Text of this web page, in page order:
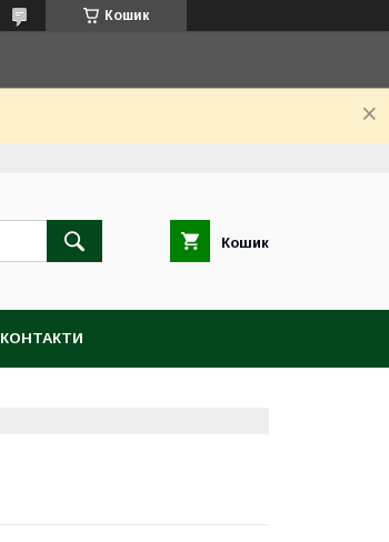
Кошик
Кошик
КОНТАКТИ